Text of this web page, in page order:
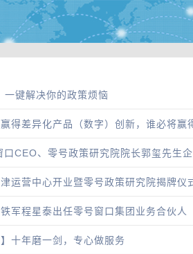
一键解决你的政策烦恼
得差异化产品（数字）创新，谁必将赢
口CEO、零号政策研究院院长郭玺先生
运营中心开业暨零号政策研究院揭牌仪
军程星泰出任零号窗口集团业务合伙人
】十年磨一剑，专心做服务